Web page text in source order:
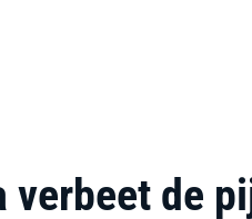
verbeet de